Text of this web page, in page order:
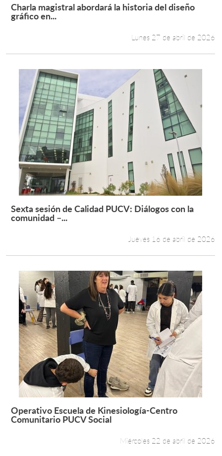
Leer más +
Charla magistral abordará la historia del diseño
gráfico en...
Lunes 27 de abril de 2026
Leer más +
Sexta sesión de Calidad PUCV: Diálogos con la
comunidad –...
Jueves 16 de abril de 2026
Leer más +
Operativo Escuela de Kinesiología-Centro
Comunitario PUCV Social
Miércoles 22 de abril de 2026